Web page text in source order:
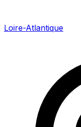
Loire-Atlantique